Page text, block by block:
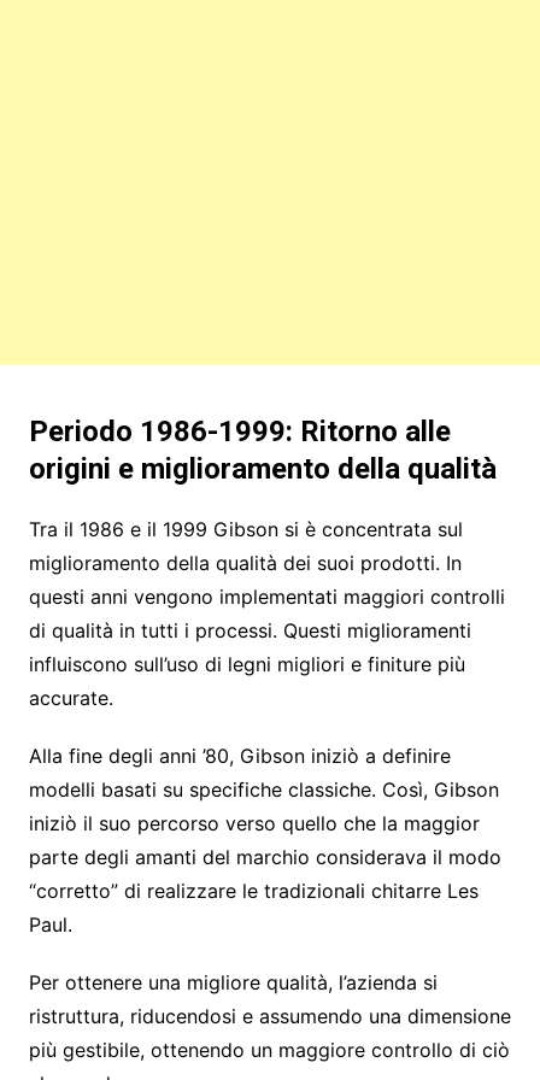
Periodo 1986-1999: Ritorno alle
origini e miglioramento della qualità
Tra il 1986 e il 1999 Gibson si è concentrata sul
miglioramento della qualità dei suoi prodotti. In
questi anni vengono implementati maggiori controlli
di qualità in tutti i processi. Questi miglioramenti
influiscono sull’uso di legni migliori e finiture più
accurate.
Alla fine degli anni ’80, Gibson iniziò a definire
modelli basati su specifiche classiche. Così, Gibson
iniziò il suo percorso verso quello che la maggior
parte degli amanti del marchio considerava il modo
“corretto” di realizzare le tradizionali chitarre Les
Paul.
Per ottenere una migliore qualità, l’azienda si
ristruttura, riducendosi e assumendo una dimensione
più gestibile, ottenendo un maggiore controllo di ciò